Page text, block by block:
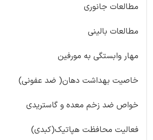
مطالعات جانوری
مطالعات بالینی
مهار وابستگی به مورفین
خاصیت بهداشت دهان( ضد عفونی)
خواص ضد زخم معده و گاستریدی
فعالیت محافظت هپاتیک(کبدی)